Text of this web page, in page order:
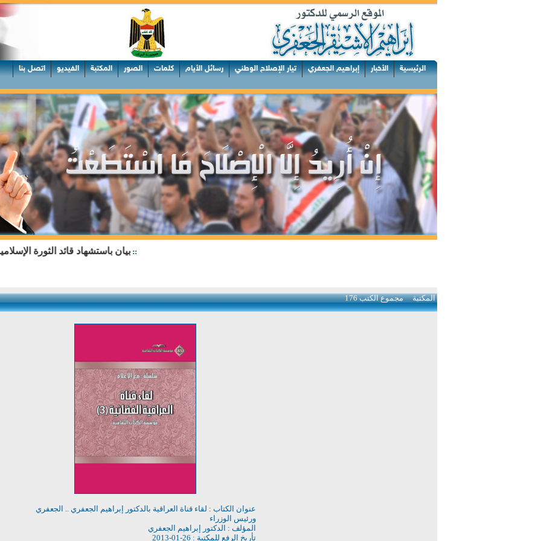
الرئيسية الأخبار إبراهيم الجعفري تيار الإصلاح الوطني رسائل الأيام كلمات الصور المكتبة الفيديو اتصل بنا
بيان باستشهاد قائد الثورة
المكتبةمجموع الكتب 176
عنوان الكتاب : لقاء قناة العراقية بالدكتور إبراهيم الجعفري .. الجعفري
ورئيس الوزراء
المؤلف : الدكتور إبراهيم الجعفري
تأريخ الرفع للمكتبة : 26-01-2013